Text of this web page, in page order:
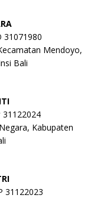
31071980
Mendoyo,
Bali
31122024
Kabupaten
31122023